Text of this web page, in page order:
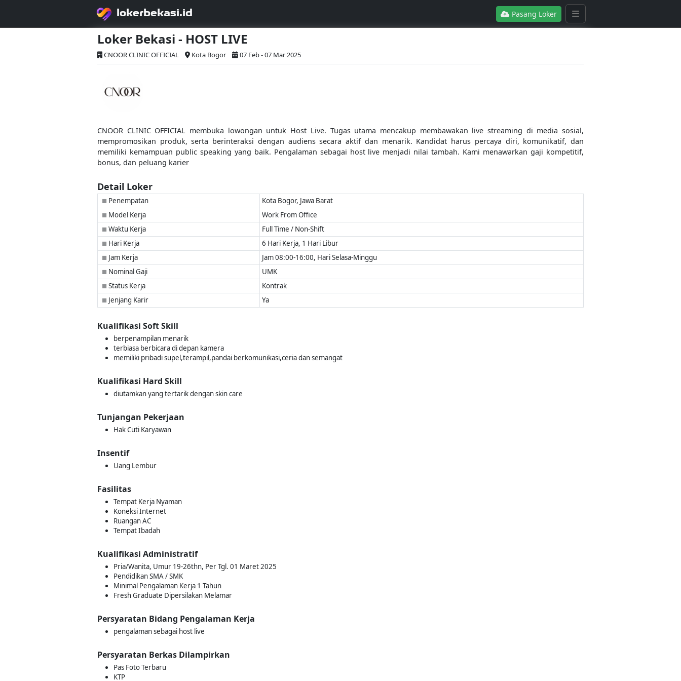
lokerbekasi.id Pasang Loker
Loker Bekasi - HOST LIVE
CNOOR CLINIC OFFICIAL Kota Bogor 07 Feb - 07 Mar 2025
CNOOR CLINIC OFFICIAL membuka lowongan untuk Host Live. Tugas utama mencakup membawakan live streaming di media sosial,
mempromosikan produk, serta berinteraksi dengan audiens secara aktif dan menarik. Kandidat harus percaya diri, komunikatif, dan
memiliki kemampuan public speaking yang baik. Pengalaman sebagai host live menjadi nilai tambah. Kami menawarkan gaji kompetitif,
bonus, dan peluang karier
Detail Loker
■ Penempatan Kota Bogor, Jawa Barat
■ Model Kerja Work From Office
■ Waktu Kerja Full Time / Non-Shift
■ Hari Kerja 6 Hari Kerja, 1 Hari Libur
■ Jam Kerja Jam 08:00-16:00, Hari Selasa-Minggu
■ Nominal Gaji UMK
■ Status Kerja Kontrak
■ Jenjang Karir Ya
Kualifikasi Soft Skill
berpenampilan menarik
terbiasa berbicara di depan kamera
memiliki pribadi supel,terampil,pandai berkomunikasi,ceria dan semangat
Kualifikasi Hard Skill
diutamkan yang tertarik dengan skin care
Tunjangan Pekerjaan
Hak Cuti Karyawan
Insentif
Uang Lembur
Fasilitas
Tempat Kerja Nyaman
Koneksi Internet
Ruangan AC
Tempat Ibadah
Kualifikasi Administratif
Pria/Wanita, Umur 19-26thn, Per Tgl. 01 Maret 2025
Pendidikan SMA / SMK
Minimal Pengalaman Kerja 1 Tahun
Fresh Graduate Dipersilakan Melamar
Persyaratan Bidang Pengalaman Kerja
pengalaman sebagai host live
Persyaratan Berkas Dilampirkan
Pas Foto Terbaru
KTP